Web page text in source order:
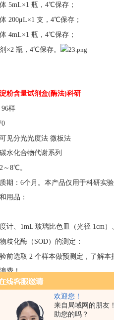
欢迎您！
来自局域网的朋友
助您的吗？
5mL×1 瓶，4℃保存；
200μL×1 支，4℃保存；
4mL×1 瓶，4℃保存；
×2 瓶，4℃保存。
淀粉含量试剂盒(酶法)科研
96样
见分光光度法 微板法
水化合物代谢系列
2～8℃。
期： 6个月。 本产品仅用于科研实验
用品：
计、 1mL 玻璃比色皿（光径 1cm
歧化酶（ SOD）的测定：
前选取 2 个样本做预测定，了解
费！
织（水分充足的样本可取 0.25g），